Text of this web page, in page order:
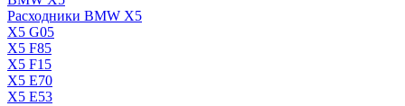
Расходники BMW X5
X5 G05
X5 F85
X5 F15
X5 E70
X5 E53